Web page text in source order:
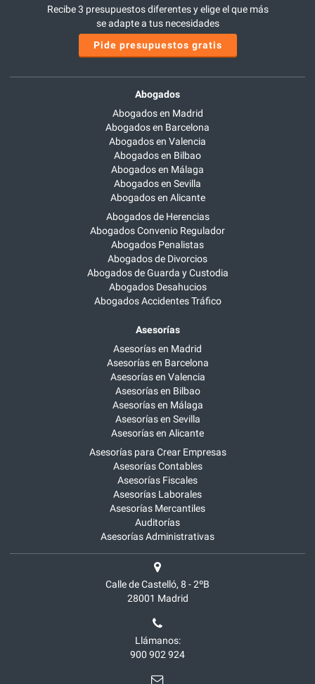
Recibe 3 presupuestos diferentes y elige el que más
se adapte a tus necesidades
Pide presupuestos gratis
Abogados
Abogados en Madrid
Abogados en Barcelona
Abogados en Valencia
Abogados en Bilbao
Abogados en Málaga
Abogados en Sevilla
Abogados en Alicante
Abogados de Herencias
Abogados Convenio Regulador
Abogados Penalistas
Abogados de Divorcios
Abogados de Guarda y Custodia
Abogados Desahucios
Abogados Accidentes Tráfico
Asesorías
Asesorías en Madrid
Asesorías en Barcelona
Asesorías en Valencia
Asesorías en Bilbao
Asesorías en Málaga
Asesorías en Sevilla
Asesorías en Alicante
Asesorías para Crear Empresas
Asesorías Contables
Asesorías Fiscales
Asesorías Laborales
Asesorías Mercantiles
Auditorías
Asesorías Administrativas
Calle de Castelló, 8 - 2ºB
28001 Madrid
Llámanos:
900 902 924